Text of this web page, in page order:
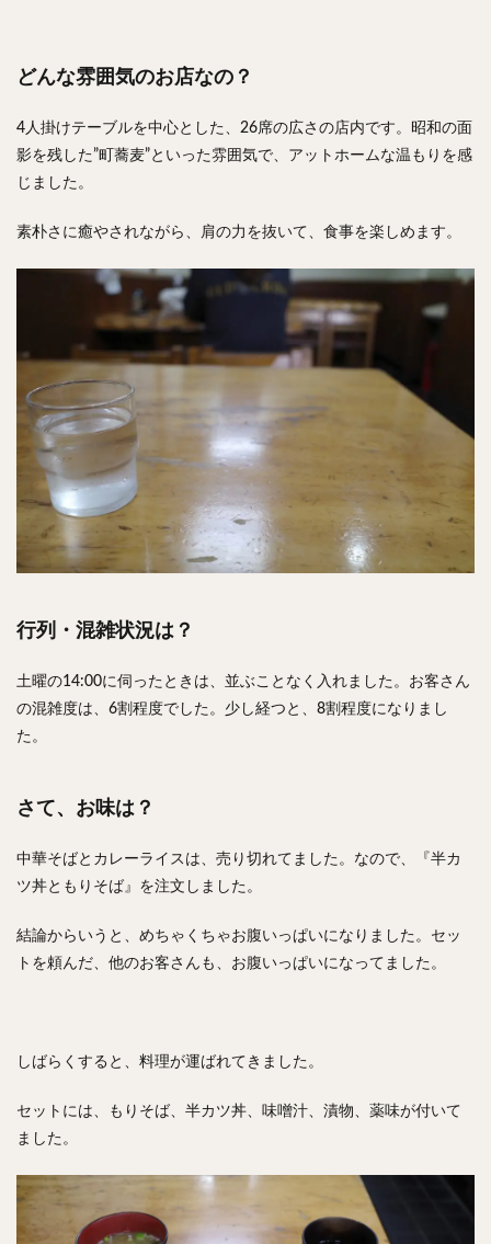
どんな雰囲気のお店なの？
4人掛けテーブルを中心とした、26席の広さの店内です。昭和の面
影を残した”町蕎麦”といった雰囲気で、アットホームな温もりを感
じました。
素朴さに癒やされながら、肩の力を抜いて、食事を楽しめます。
行列・混雑状況は？
土曜の14:00に伺ったときは、並ぶことなく入れました。お客さん
の混雑度は、6割程度でした。少し経つと、8割程度になりまし
た。
さて、お味は？
中華そばとカレーライスは、売り切れてました。なので、『半カ
ツ丼ともりそば』を注文しました。
結論からいうと、めちゃくちゃお腹いっぱいになりました。セッ
トを頼んだ、他のお客さんも、お腹いっぱいになってました。
しばらくすると、料理が運ばれてきました。
セットには、もりそば、半カツ丼、味噌汁、漬物、薬味が付いて
ました。